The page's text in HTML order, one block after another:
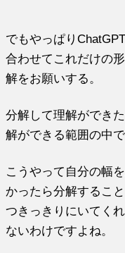
でもやっぱり
合わせてこれだけの
解をお願いする。
分解して理解ができ
解ができる範囲の中
こうやって自分の幅
かったら分解するこ
つきっきりにいてく
ないわけですよね。